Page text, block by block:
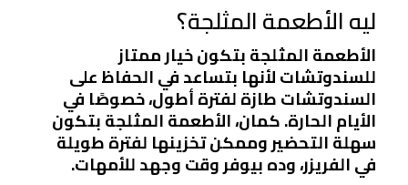
ليه الأطعمة المثلجة؟
الأطعمة المثلجة بتكون خيار ممتاز
للسندوتشات لأنها بتساعد في الحفاظ على
السندوتشات طازة لفترة أطول، خصوصًا في
الأيام الحارة. كمان، الأطعمة المثلجة بتكون
سهلة التحضير وممكن تخزينها لفترة طويلة
في الفريزر، وده بيوفر وقت وجهد للأمهات.